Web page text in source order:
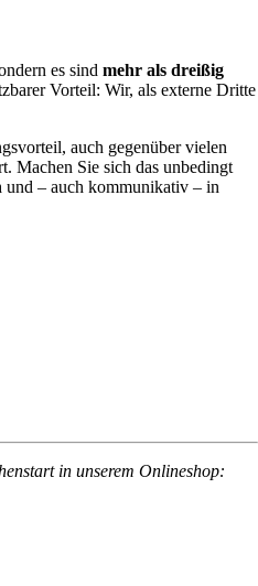
es sind mehr als dreißig
Vorteil: Wir, als externe Dritte
auch gegenüber vielen
Machen Sie sich das unbedingt
und – auch kommunikativ – in
in unserem Onlineshop: